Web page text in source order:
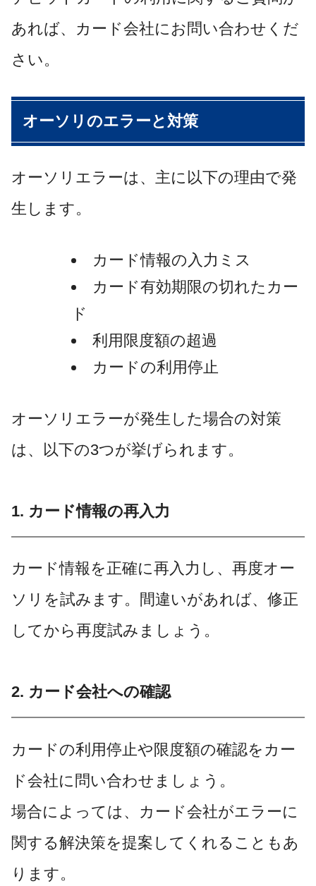
あれば、カード会社にお問い合わせくだ
さい。
オーソリのエラーと対策
オーソリエラーは、主に以下の理由で発
生します。
カード情報の入力ミス
カード有効期限の切れたカー
ド
利用限度額の超過
カードの利用停止
オーソリエラーが発生した場合の対策
は、以下の3つが挙げられます。
1. カード情報の再入力
カード情報を正確に再入力し、再度オー
ソリを試みます。間違いがあれば、修正
してから再度試みましょう。
2. カード会社への確認
カードの利用停止や限度額の確認をカー
ド会社に問い合わせましょう。
場合によっては、カード会社がエラーに
関する解決策を提案してくれることもあ
ります。